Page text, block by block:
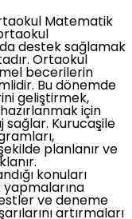
Matematik
destek sağlamak
Ortaokul
becerilerin
Bu dönemde
geliştirmek,
için
sağlar. Kurucaşile
planlanır ve
konuları
yapmalarına
ve deneme
artırmaları